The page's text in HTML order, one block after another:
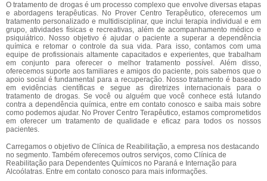
O tratamento de drogas é um processo complexo que envolve diversas etapas
e abordagens terapêuticas. No Prover Centro Terapêutico, oferecemos um
tratamento personalizado e multidisciplinar, que inclui terapia individual e em
grupo, atividades físicas e recreativas, além de acompanhamento médico e
psiquiátrico. Nosso objetivo é ajudar o paciente a superar a dependência
química e retomar o controle da sua vida. Para isso, contamos com uma
equipe de profissionais altamente capacitados e experientes, que trabalham
em conjunto para oferecer o melhor tratamento possível. Além disso,
oferecemos suporte aos familiares e amigos do paciente, pois sabemos que o
apoio social é fundamental para a recuperação. Nosso tratamento é baseado
em evidências científicas e segue as diretrizes internacionais para o
tratamento de drogas. Se você ou alguém que você conhece está lutando
contra a dependência química, entre em contato conosco e saiba mais sobre
como podemos ajudar. No Prover Centro Terapêutico, estamos comprometidos
em oferecer um tratamento de qualidade e eficaz para todos os nossos
pacientes.
Carregamos o objetivo de Clínica de Reabilitação, a empresa nos destacando
no segmento. Também oferecemos outros serviços, como Clínica de
Reabilitação para Dependentes Químicos no Paraná e Internação para
Alcoólatras. Entre em contato conosco para mais informações.